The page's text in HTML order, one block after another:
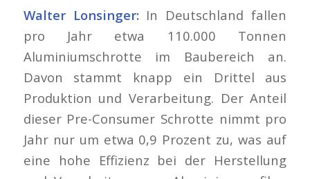
Walter Lonsinger:In Deutschland fallen
pro Jahr etwa 110.000 Tonnen
Aluminiumschrotte im Baubereich an.
Davon stammt knapp ein Drittel aus
Produktion und Verarbeitung. Der Anteil
dieser Pre-Consumer Schrotte nimmt pro
Jahr nur um etwa 0,9 Prozent zu, was auf
eine hohe Effizienz bei der Herstellung